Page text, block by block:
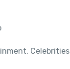
Celebrities